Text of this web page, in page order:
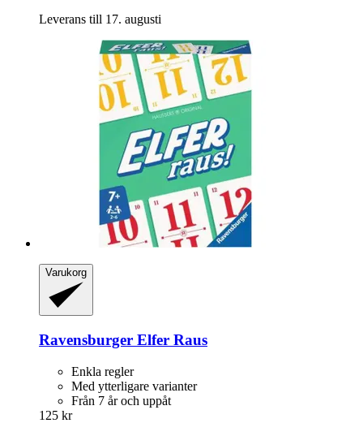
Leverans till 17. augusti
Varukorg
Ravensburger Elfer Raus
Enkla regler
Med ytterligare varianter
Från 7 år och uppåt
125 kr